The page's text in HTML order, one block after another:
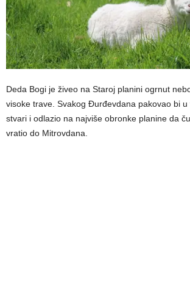
Deda Bogi je živeo na Staroj planini ogrnut
visoke trave. Svakog Đurđevdana pakovao bi
stvari i odlazio na najviše obronke planine da
vratio do Mitrovdana.